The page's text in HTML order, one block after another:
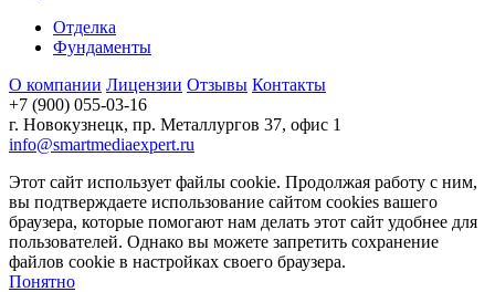
Отделка
Фундаменты
О компании Лицензии Отзывы Контакты
+7 (900) 055-03-16
г. Новокузнецк, пр. Металлургов 37, офис 1
info@smartmediaexpert.ru
Этот сайт использует файлы cookie. Продолжая работу с ним,
вы подтверждаете использование сайтом cookies вашего
браузера, которые помогают нам делать этот сайт удобнее для
пользователей. Однако вы можете запретить сохранение
файлов cookie в настройках своего браузера.
Понятно